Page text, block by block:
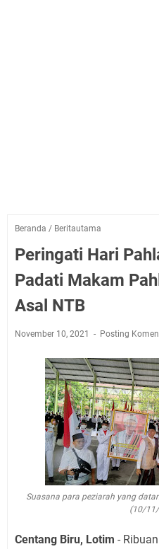
Beranda / Beritautama
Peringati Hari
Padati Makam
Asal NTB
November 10, 2021 Posting
Suasana para peziarah yang
(10/
Centang Biru, Lotim -